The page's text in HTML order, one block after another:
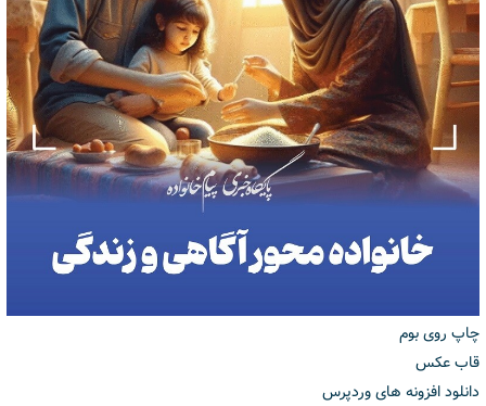
چاپ روی بوم
قاب عکس
دانلود افزونه های وردپرس